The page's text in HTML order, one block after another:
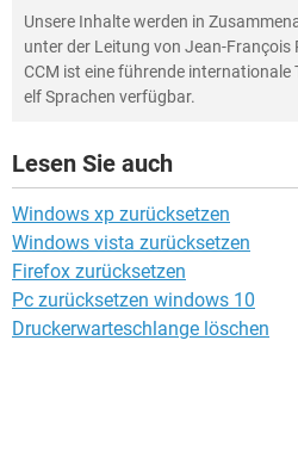
Unsere Inhalte werden in
unter der Leitung von Jean-François
CCM ist eine führende internationale
elf Sprachen verfügbar.
Lesen Sie auch
Windows xp zurücksetzen
Windows vista zurücksetzen
Firefox zurücksetzen
Pc zurücksetzen windows 10
Druckerwarteschlange löschen